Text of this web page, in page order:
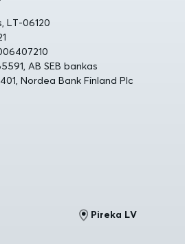
LT-06120
AB SEB bankas
Nordea Bank Finland Plc
Pireka LV